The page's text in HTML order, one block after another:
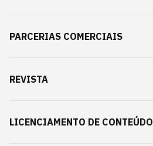
PARCERIAS COMERCIAIS
REVISTA
LICENCIAMENTO DE CONTEÚDO